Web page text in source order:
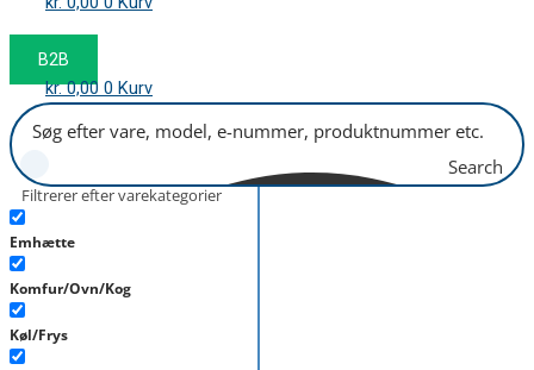
B2B
kr.0,00 0 Kurv
Search
Filtrerer efter varekategorier
Emhætte
Komfur/Ovn/Kog
Køl/Frys